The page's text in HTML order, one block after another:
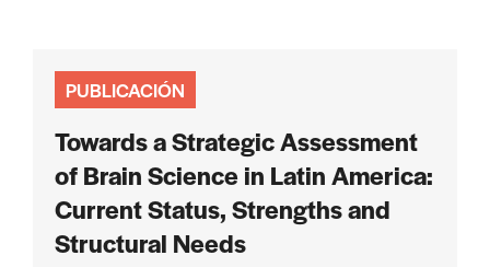
PUBLICACIÓN
Towards a Strategic Assessment
of Brain Science in Latin America:
Current Status, Strengths and
Structural Needs